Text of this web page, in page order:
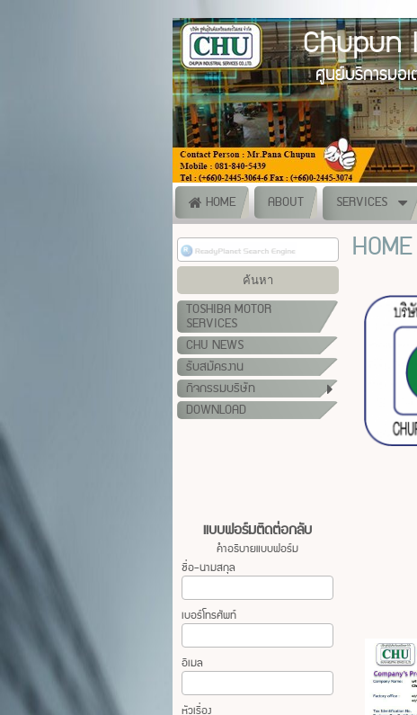
Chupun
ศูนย์บริการมอเตอร์ครบวงจ
HOME ABOUT SERVICES
TOSHIBA MOTOR
SERVICES
CHU NEWS
รับสมัครงาน
กิจกรรมบริษัท
DOWNLOAD
แบบฟอร์มติดต่อกลับ
คำอธิบายแบบฟอร์ม
ชื่อ-นามสกุล
เบอร์โทรศัพท์
อีเมล
หัวเรื่อง
HOME